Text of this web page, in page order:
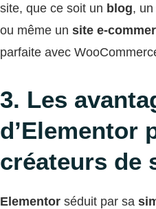
site, que ce soit un blog, un
ou même un site e-
parfaite avec
3. Les
d’Elementor
créateurs de
Elementor séduit par sa